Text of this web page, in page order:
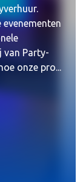
van Party-
onze pro...